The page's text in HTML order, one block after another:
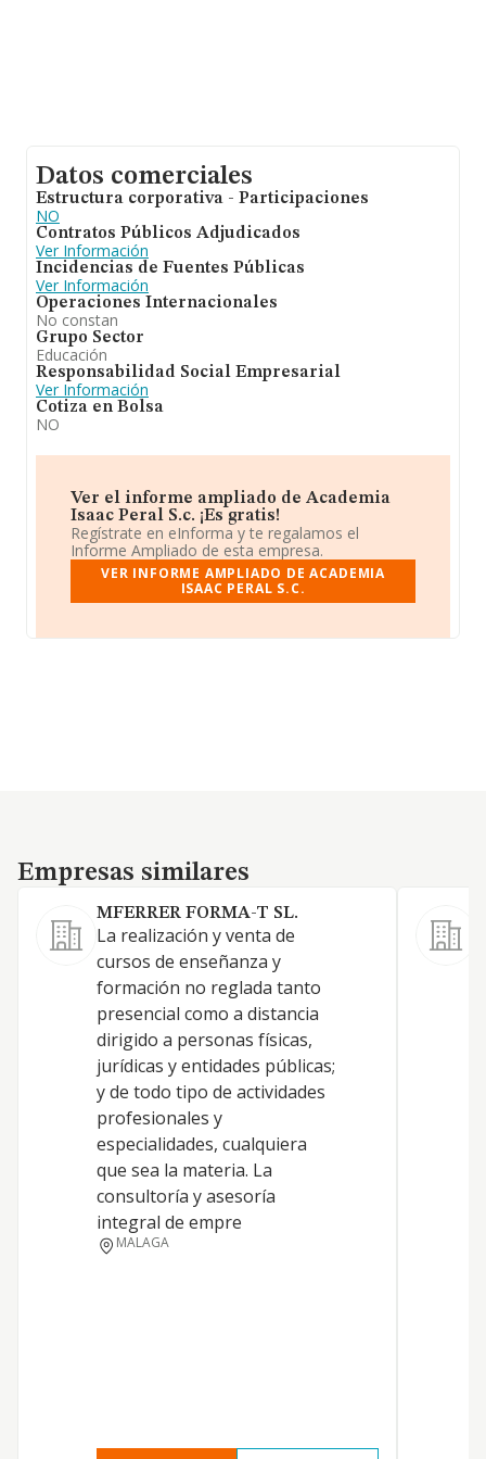
Datos comerciales
Estructura corporativa - Participaciones
NO
Contratos Públicos Adjudicados
Ver Información
Incidencias de Fuentes Públicas
Ver Información
Operaciones Internacionales
No constan
Grupo Sector
Educación
Responsabilidad Social Empresarial
Ver Información
Cotiza en Bolsa
NO
Ver el informe ampliado de Academia
Isaac Peral S.c. ¡Es gratis!
Regístrate en eInforma y te regalamos el
Informe Ampliado de esta empresa.
VER INFORME AMPLIADO DE ACADEMIA
ISAAC PERAL S.C.
Empresas similares
Empresas similares
MFERRER FORMA-T SL.
La realización y venta de
cursos de enseñanza y
formación no reglada tanto
presencial como a distancia
dirigido a personas físicas,
jurídicas y entidades públicas;
y de todo tipo de actividades
profesionales y
especialidades, cualquiera
que sea la materia. La
consultoría y asesoría
integral de empre
MALAGA